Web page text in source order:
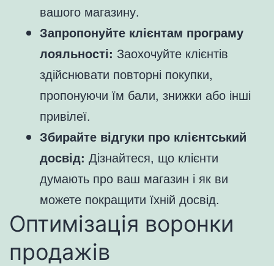
вашого магазину.
Запропонуйте клієнтам програму
лояльності: Заохочуйте клієнтів
здійснювати повторні покупки,
пропонуючи їм бали, знижки або інші
привілеї.
Збирайте відгуки про клієнтський
досвід: Дізнайтеся, що клієнти
думають про ваш магазин і як ви
можете покращити їхній досвід.
Оптимізація воронки
продажів